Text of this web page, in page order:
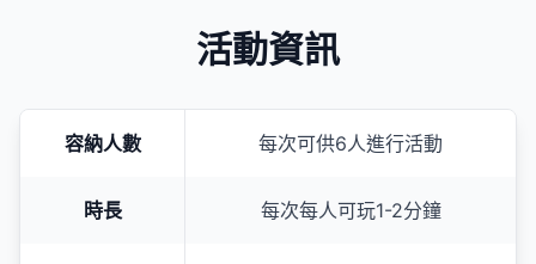
活動資訊
容納人數 每次可供6人進行活動
時長 每次每人可玩1-2分鐘